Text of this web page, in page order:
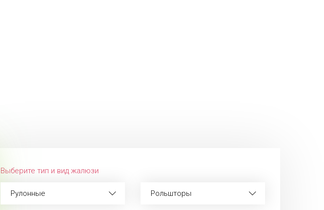
Выберите тип и вид жалюзи
Рулонные Рольшторы